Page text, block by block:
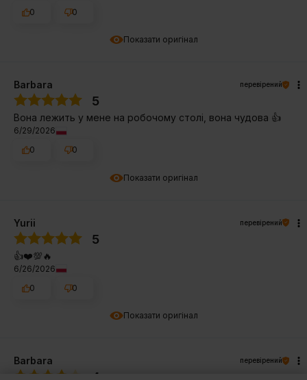
Показати оригінал
0
0
Показати оригінал
Barbara перевірений
5
Вона лежить у мене на робочому столі, вона чудова 👍️
6/29/2026
0
0
Показати оригінал
Yurii перевірений
5
👍️❤️💯🔥
6/26/2026
0
0
Barbara перевірений